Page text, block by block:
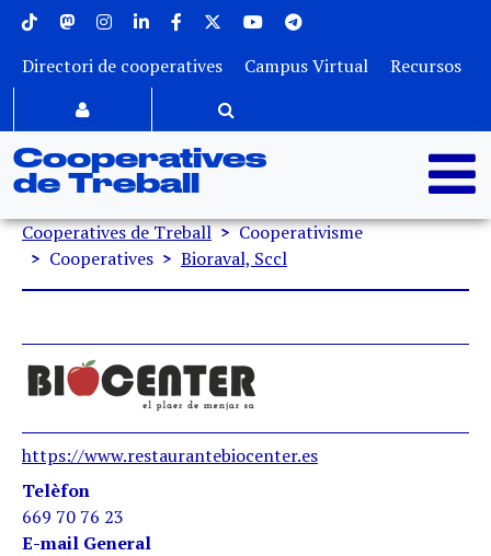
Vés al contingut
Menu superior
Directori de cooperatives Campus Virtual Recursos
Cooperatives
de Treball
Fil d'ariadna
Cooperatives de Treball
Cooperativisme
Cooperatives
Bioraval, Sccl
https://www.restaurantebiocenter.es
Telèfon
669 70 76 23
E-mail General